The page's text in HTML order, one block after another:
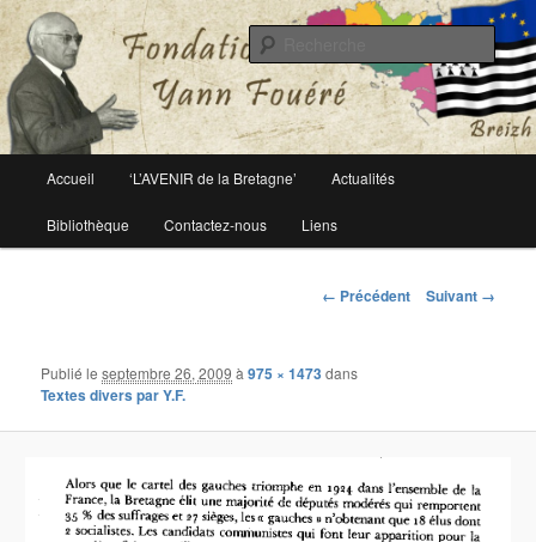
Fondation Yann Fouéré
Le site officiel de la fondation Yann Fouéré
principal
Aller
au
Accueil ‘L’AVENIR de la Bretagne’ Actualités
Bibliothèque Contactez-nous Liens
Navigation
← Précédent Suivant →
Publié leseptembre 26, 2009 à975 × 1473 dans
Textes divers par Y.F.